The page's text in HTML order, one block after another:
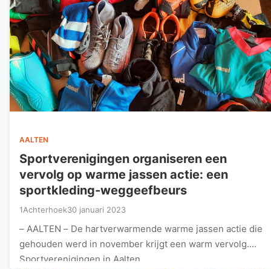
AALTEN
Sportverenigingen organiseren een
vervolg op warme jassen actie: een
sportkleding-weggeefbeurs
1Achterhoek30 januari 2023
– AALTEN – De hartverwarmende warme jassen actie die
gehouden werd in november krijgt een warm vervolg.
Sportverenigingen in Aalten…